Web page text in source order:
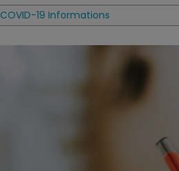
COVID-19 Informations